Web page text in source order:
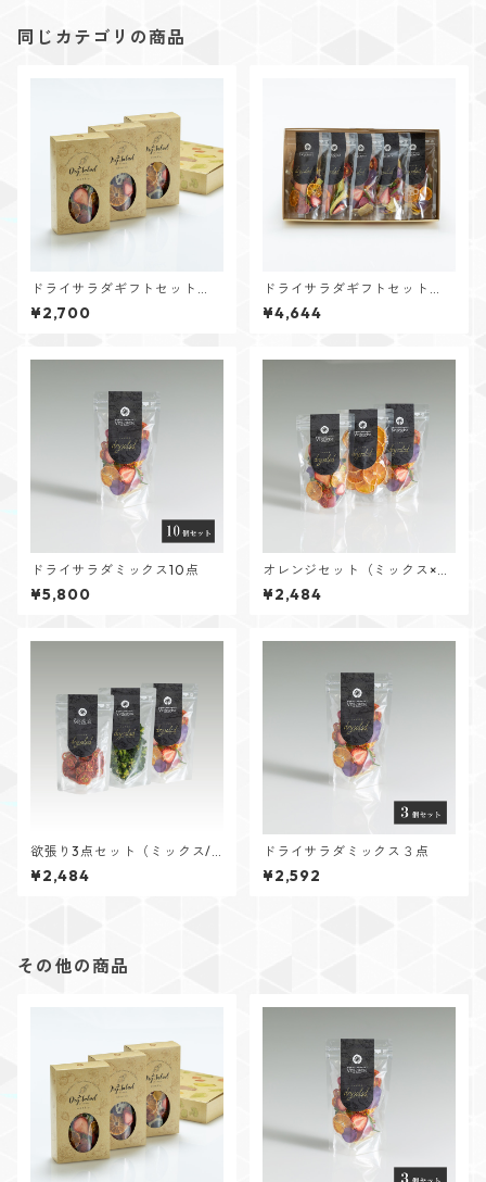
同じカテゴリの商品
ドライサラダギフトセット
（ミックス3点）
¥2,700
ドライサラダギフトセット
（ミックス5点）
¥4,644
ドライサラダミックス10点
¥5,800
オレンジセット（ミックス×
２/オレンジ）
¥2,484
欲張り3点セット（ミックス/
ブロッコリー/ミニトマト）
¥2,484
ドライサラダミックス３点
¥2,592
その他の商品